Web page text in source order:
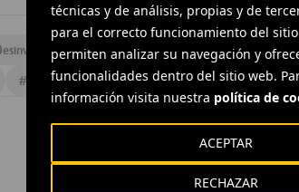
técnicas y de análisis, propias y de
para el correcto funcionamiento del
permiten analizar su navegación y
funcionalidades dentro del sitio web.
información visita nuestra política de
RECHAZAR
ACEPTAR
#Deuda #Estrategia empresarial
# Ferrovial Aeropuertos